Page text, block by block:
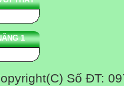
1
Câu hỏi 3: BPT
Số ĐT: